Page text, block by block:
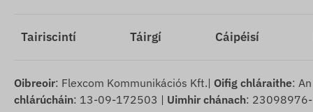
Tairiscintí Táirgí Cáipéisí
Oibreoir: Flexcom Kommunikációs Kft.| Oifig chláraithe:
chlárúcháin: 13-09-172503 | Uimhir chánach: